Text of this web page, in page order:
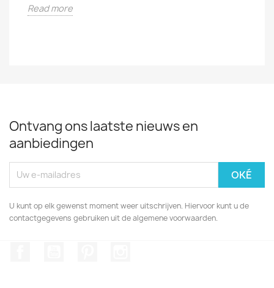
Read more
Ontvang ons laatste nieuws en
aanbiedingen
U kunt op elk gewenst moment weer uitschrijven. Hiervoor kunt u de
contactgegevens gebruiken uit de algemene voorwaarden.